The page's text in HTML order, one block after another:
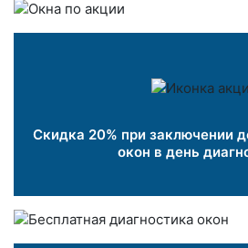
Скидка 20% при заключении
окон в день